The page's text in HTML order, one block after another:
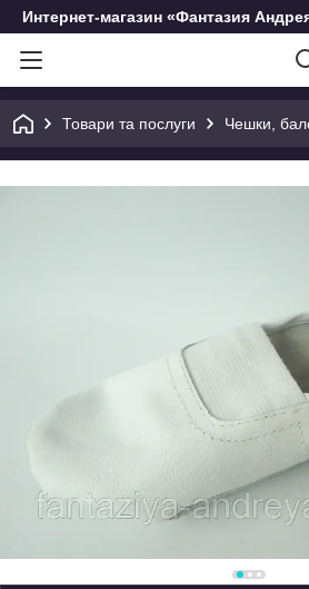
Интернет-магазин «Фантазия
Товари та послуги Чешки,